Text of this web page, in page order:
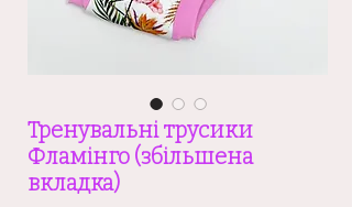
Тренувальні трусики
Фламінго (збільшена
вкладка)